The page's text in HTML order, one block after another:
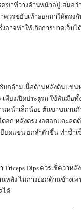
ขาที่วางด้านหน้าอยู่เสมอว่
วรขยับเท้าออกมาให้ตรงกั
อาจทำให้เกิดการบาดเจ็บได้
บกล้ามเนื้อด้านหลังต้นแขนห
พียงเปิดประตูรถ ใช้สันมือทั้
นหน้าเล็กน้อย ต้นขาขนาน
อก หลังตรง งอศอกและลด
ยดแขน ยกลำตัวขึ้น ทำซ้ำเ
Triceps Dips ควรเช็คว่าหลั
หลัง ไม่กางออกด้านข้างเพ
ได้